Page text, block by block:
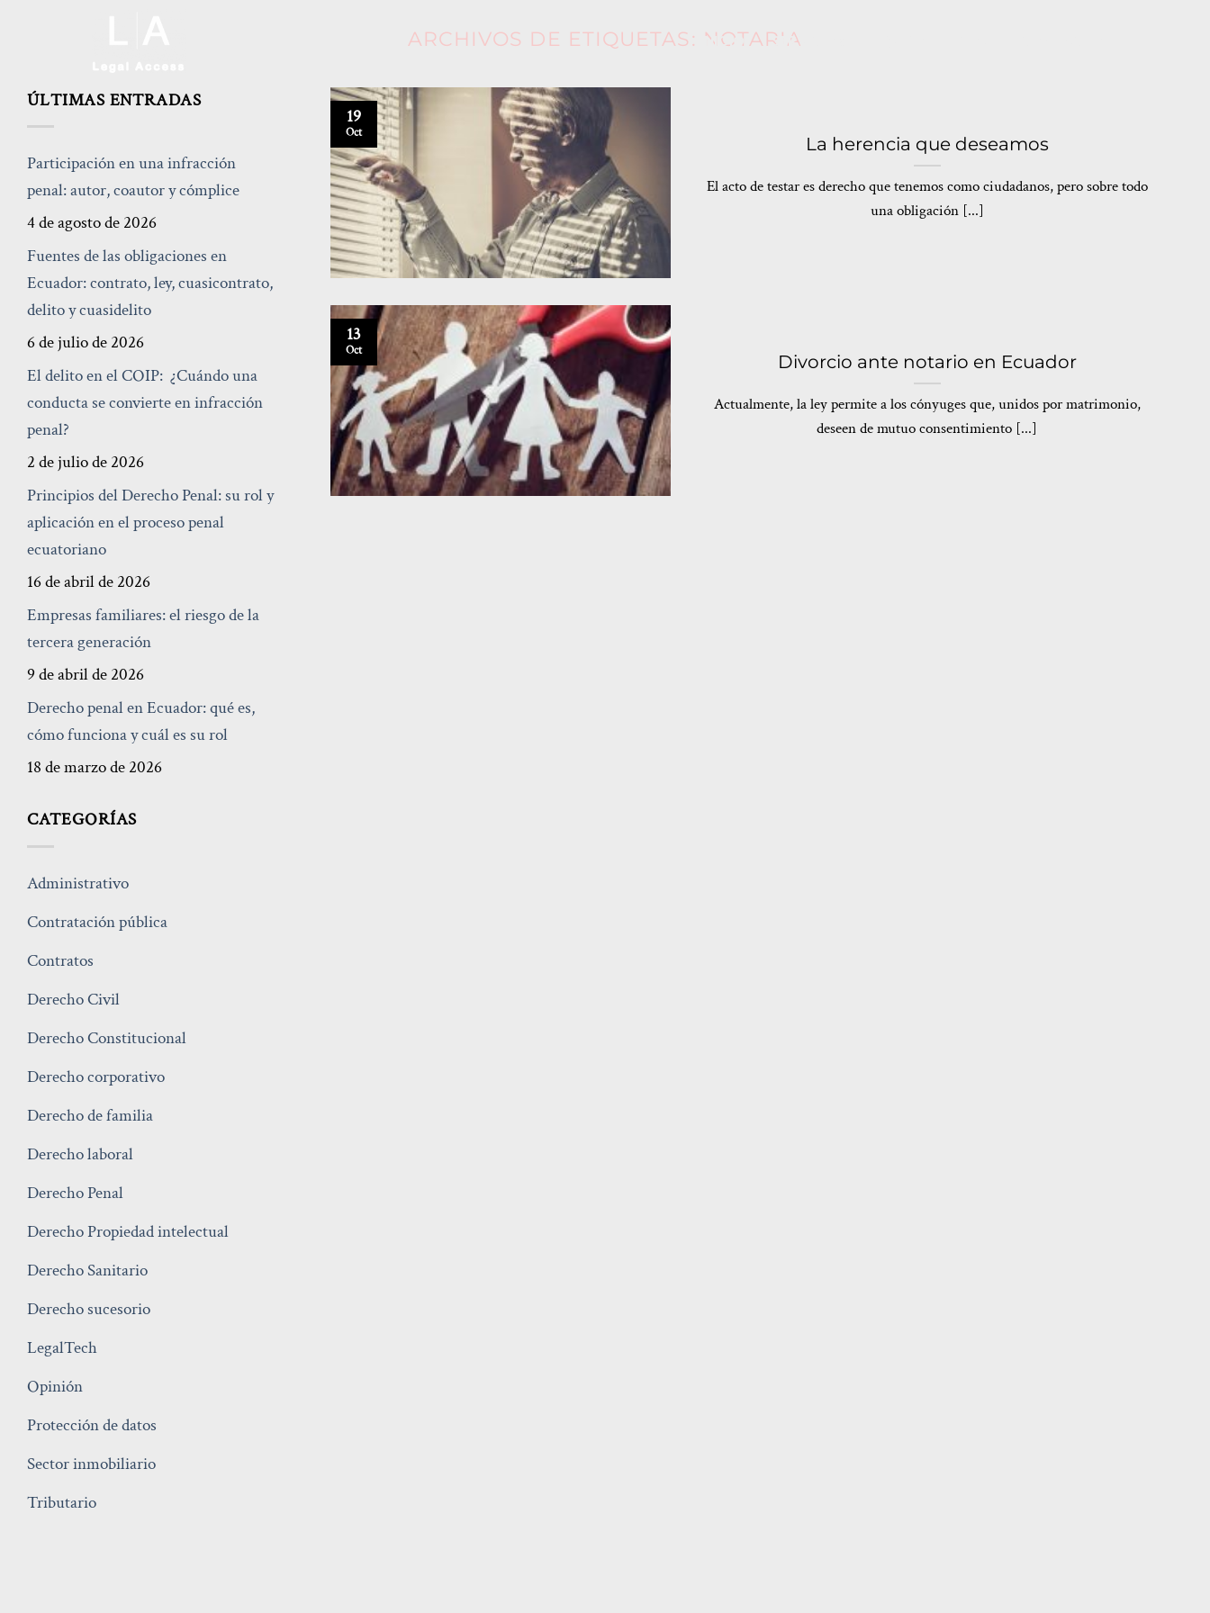
INICIO SERVICIOS
ARCHIVOS DE ETIQUETAS: NOTARIA
ÚLTIMAS ENTRADAS
Participación en una infracción
penal: autor, coautor y cómplice
4 de agosto de 2026
Fuentes de las obligaciones en
Ecuador: contrato, ley, cuasicontrato,
delito y cuasidelito
6 de julio de 2026
El delito en el COIP: ¿Cuándo una
conducta se convierte en infracción
penal?
2 de julio de 2026
Principios del Derecho Penal: su rol y
aplicación en el proceso penal
ecuatoriano
16 de abril de 2026
Empresas familiares: el riesgo de la
tercera generación
9 de abril de 2026
Derecho penal en Ecuador: qué es,
cómo funciona y cuál es su rol
18 de marzo de 2026
CATEGORÍAS
Administrativo
Contratación pública
Contratos
Derecho Civil
Derecho Constitucional
Derecho corporativo
Derecho de familia
Derecho laboral
Derecho Penal
Derecho Propiedad intelectual
Derecho Sanitario
Derecho sucesorio
LegalTech
Opinión
Protección de datos
Sector inmobiliario
Tributario
La herencia que deseamos
El acto de testar es derecho que tenemos como ciudadanos, pero sobre todo
una obligación [...]
19
Oct
Divorcio ante notario en Ecuador
Actualmente, la ley permite a los cónyuges que, unidos por matrimonio,
deseen de mutuo consentimiento [...]
13
Oct